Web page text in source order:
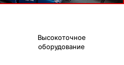
Высокоточное
оборудование